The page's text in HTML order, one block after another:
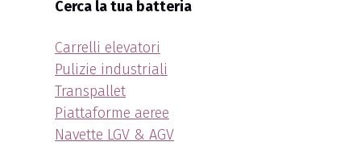
Cerca la tua batteria
Carrelli elevatori
Pulizie industriali
Transpallet
Piattaforme aeree
Navette LGV & AGV